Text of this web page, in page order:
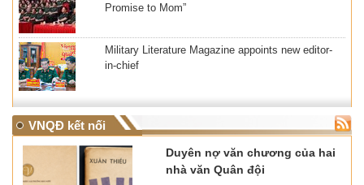
Promise to Mom”
Military Literature Magazine appoints new editor-
in-chief
VNQĐ kết nối
Duyên nợ văn chương của hai
nhà văn Quân đội